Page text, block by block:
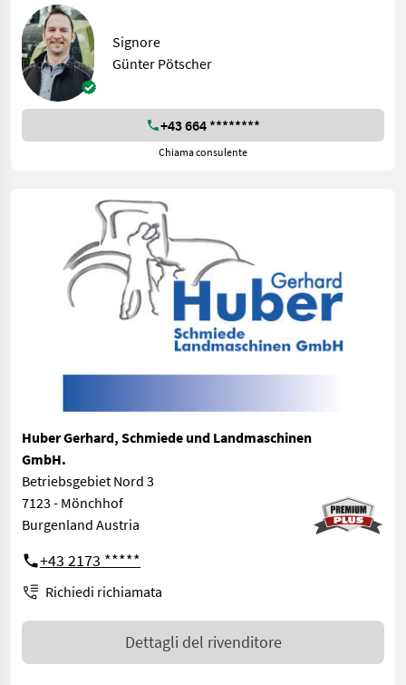
Signore
Günter Pötscher
+43 664 ********
Chiama consulente
Huber Gerhard, Schmiede und Landmaschinen
GmbH.
Betriebsgebiet Nord 3
7123 - Mönchhof
Burgenland Austria
+43 2173 *****
Richiedi richiamata
Dettagli del rivenditore